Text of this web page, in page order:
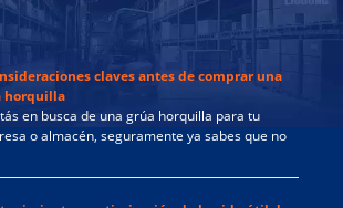
claves antes de comprar una
horquilla
en busca de una grúa horquilla para tu
o almacén, seguramente ya sabes que no